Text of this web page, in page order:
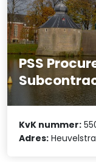
PSS
KvK nummer:
Adres: